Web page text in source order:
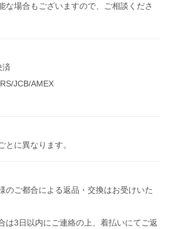
な場合もございますので、ご相談くださ
済
JCB/AMEX
とに異なります。
のご都合による返品・交換はお受けいた
は3日以内にご連絡の上、着払いにてご返